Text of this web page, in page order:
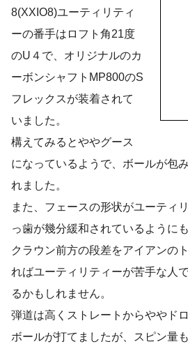
8(XXIO8)ユーティリティ
ーの番手はロフト角21度
のU４で、オリジナルのカ
ーボンシャフトMP800のS
フレックスが装着されて
いました。
構えてみるとややグース
になっているようで、ボールが包
れました。
また、フェースの形状がユーティ
っ歯が幾分緩和されているように
クラウン前方の段差をアイアンの
ればユーティリティーが苦手な人
るかもしれません。
弾道は高くストレートからややド
ボールが打てましたが、スピン量